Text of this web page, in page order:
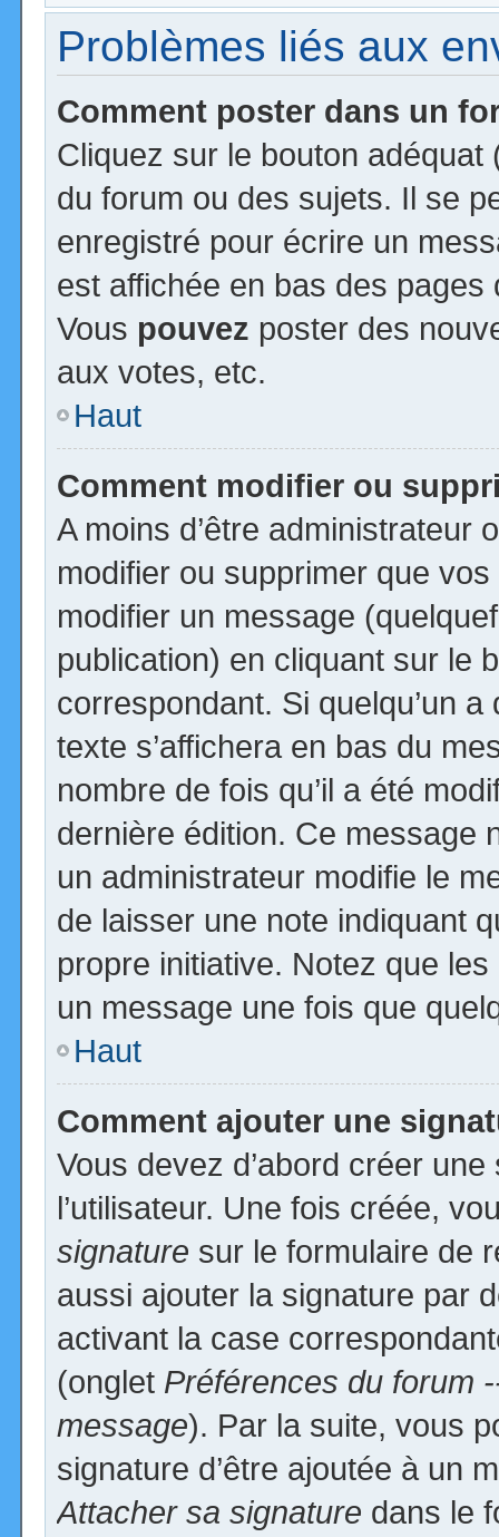
Problèmes liés aux
Comment poster dans un
Cliquez sur le bouton
du forum ou des sujets. Il se
enregistré pour écrire un
est affichée en bas des
Vous pouvez poster des
aux votes, etc.
Haut
Comment modifier ou
A moins d’être administrateur
modifier ou supprimer que
modifier un message
publication) en cliquant sur le
correspondant. Si quelqu’un
texte s’affichera en bas du
nombre de fois qu’il a été
dernière édition. Ce message
un administrateur modifie le
de laisser une note indiquant
propre initiative. Notez que
un message une fois que
Haut
Comment ajouter une
Vous devez d’abord créer
l’utilisateur. Une fois créée,
signature sur le formulaire de
aussi ajouter la signature par
activant la case
(onglet Préférences du forum
message). Par la suite, vous
signature d’être ajoutée à un
Attacher sa signature dans le